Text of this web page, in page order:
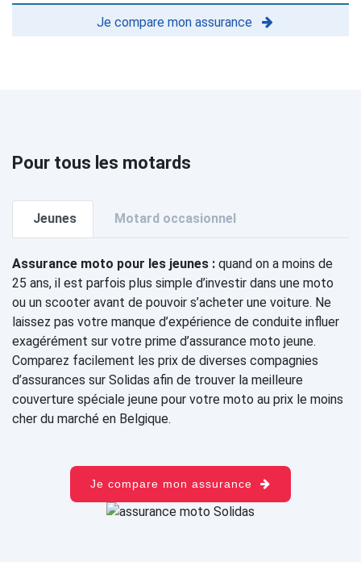
Je compare mon assurance
Pour tous les motards
Jeunes Motard occasionnel
Assurance moto pour les jeunes : quand on a moins de
25 ans, il est parfois plus simple d’investir dans une moto
ou un scooter avant de pouvoir s’acheter une voiture. Ne
laissez pas votre manque d’expérience de conduite influer
exagérément sur votre prime d’assurance moto jeune.
Comparez facilement les prix de diverses compagnies
d’assurances sur Solidas afin de trouver la meilleure
couverture spéciale jeune pour votre moto au prix le moins
cher du marché en Belgique.
Je compare mon assurance